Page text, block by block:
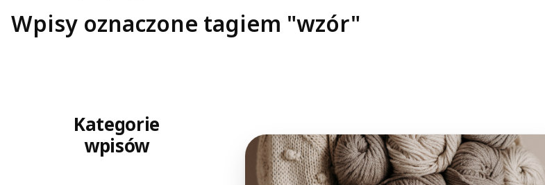
Wpisy oznaczone tagiem "wzór"
Kategorie
wpisów